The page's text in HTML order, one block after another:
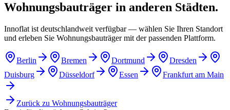
Wohnungsbauträger in anderen Städten.
Innoflat ist deutschlandweit verfügbar — wählen Sie Ihren Standort
und erleben Sie Wohnungsbauträger mit der passenden Plattform.
Berlin Bremen Dortmund
Dresden
Duisburg
Düsseldorf Essen Frankfurt am Main
Zurück zu Wohnungsbauträger